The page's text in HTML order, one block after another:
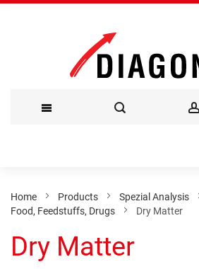
Content
Home Products
Spezial Analysis
Food, Feedstuffs, Drugs
Dry Matter
Dry Matter